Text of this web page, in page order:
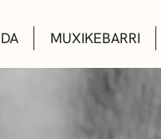
MUXIKEBARRI